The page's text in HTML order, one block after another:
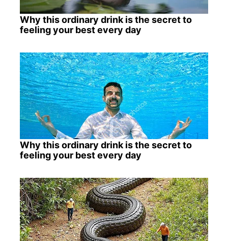
Why this ordinary drink is the secret to
feeling your best every day
Why this ordinary drink is the secret to
feeling your best every day